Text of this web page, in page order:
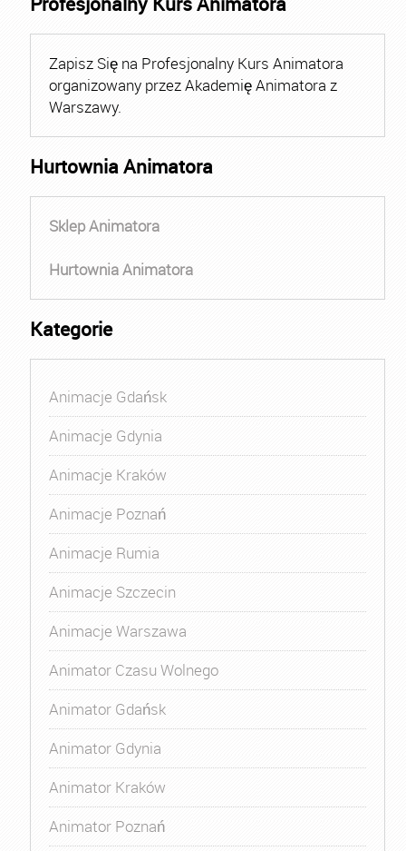
Zapisz Się na Profesjonalny Kurs Animatora
organizowany przez Akademię Animatora z
Warszawy.
Hurtownia Animatora
Sklep Animatora
Hurtownia Animatora
Kategorie
Animacje Gdańsk
Animacje Gdynia
Animacje Kraków
Animacje Poznań
Animacje Rumia
Animacje Szczecin
Animacje Warszawa
Animator Czasu Wolnego
Animator Gdańsk
Animator Gdynia
Animator Kraków
Animator Poznań